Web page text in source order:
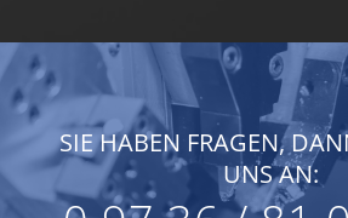
SIE HABEN FRAGEN,
UNS AN: